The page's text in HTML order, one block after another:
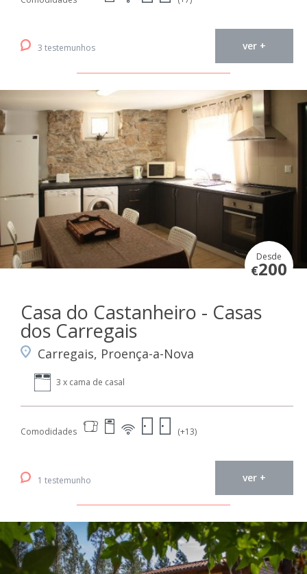
3 testemunhos ver +
Desde
€200
Casa do Castanheiro - Casas
dos Carregais
Carregais, Proença-a-Nova
3 x cama de casal
Comodidades (+13)
1 testemunho ver +